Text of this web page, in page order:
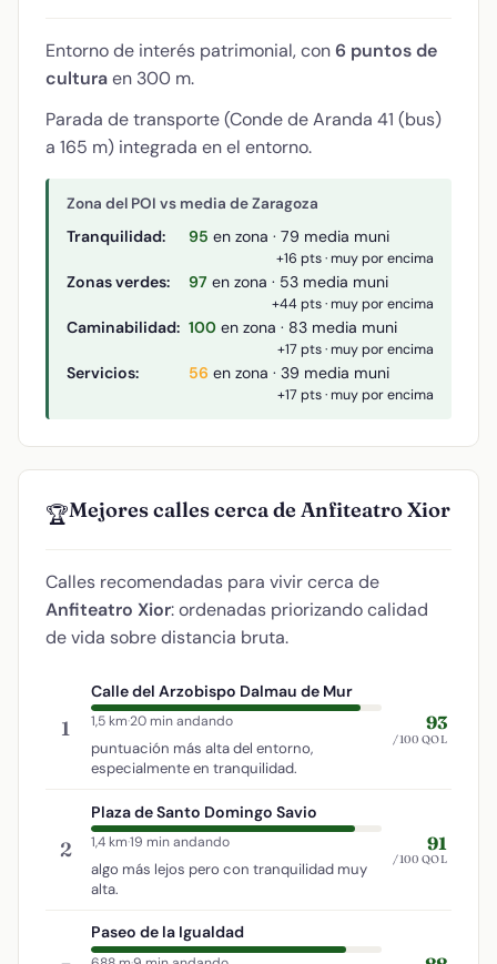
Entorno de interés patrimonial, con6 puntos de
culturaen 300 m.
Parada de transporte (Conde de Aranda 41 (bus)
a 165 m) integrada en el entorno.
Zona del POI vs media de Zaragoza
Tranquilidad: 95 en zona · 79 media muni
+16 pts · muy por encima
Zonas verdes: 97 en zona · 53 media muni
+44 pts · muy por encima
Caminabilidad: 100 en zona · 83 media muni
+17 pts · muy por encima
Servicios: 56 en zona · 39 media muni
+17 pts · muy por encima
🏆Mejores calles cerca de Anfiteatro Xior
Calles recomendadas para vivir cerca de
Anfiteatro Xior: ordenadas priorizando calidad
de vida sobre distancia bruta.
1
Calle del Arzobispo Dalmau de Mur
1,5 km·20 min andando
puntuación más alta del entorno,
especialmente en tranquilidad.
93
/100 QOL
2
Plaza de Santo Domingo Savio
1,4 km·19 min andando
algo más lejos pero con tranquilidad muy
alta.
91
/100 QOL
Paseo de la Igualdad